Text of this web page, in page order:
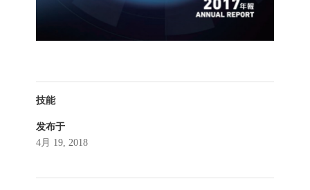
技能
发布于
4月 19, 2018